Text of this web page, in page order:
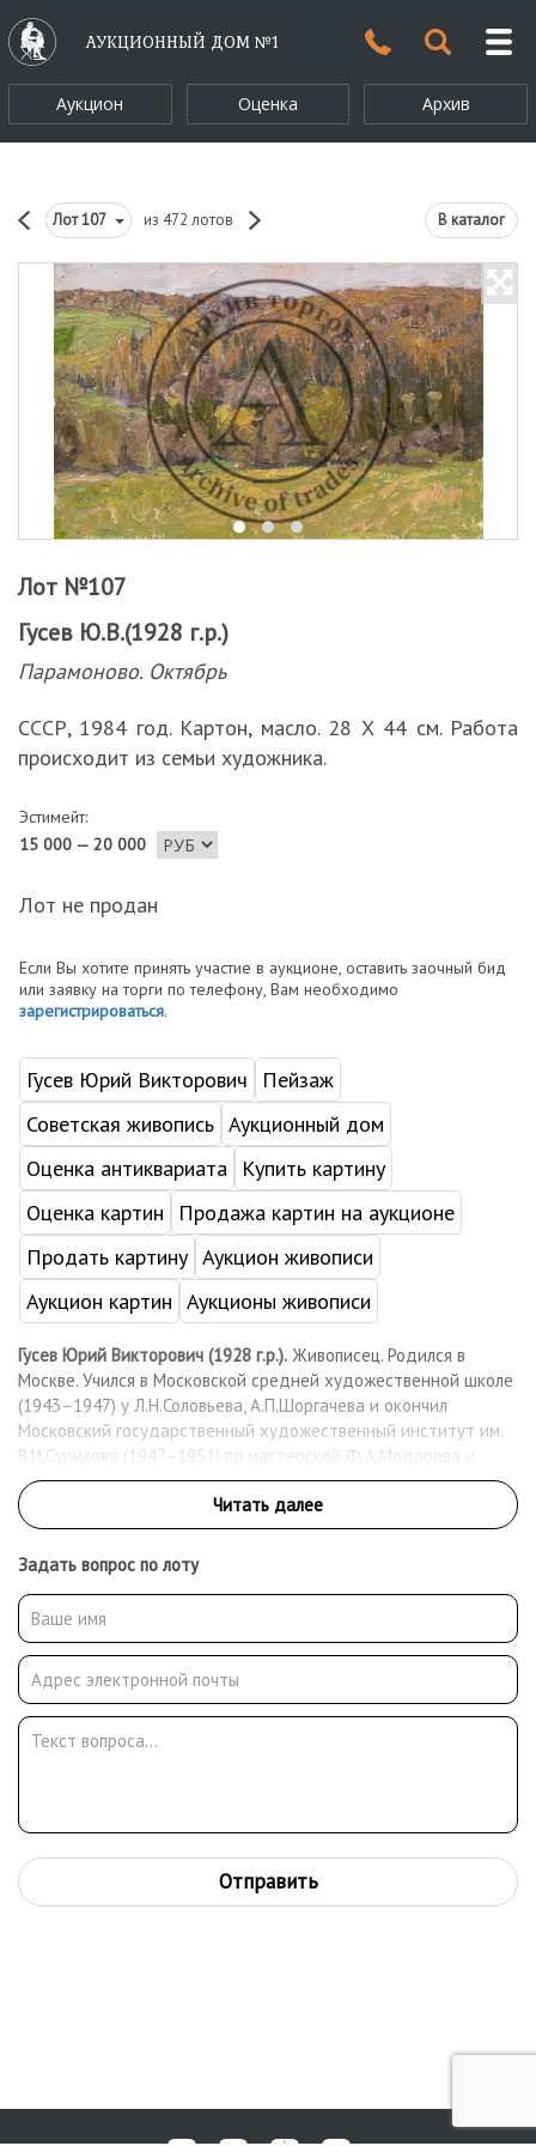
АУКЦИОННЫЙ ДОМ №1
Аукцион Оценка Архив
Лот107 из 472 лотов В каталог
Лот №107
Гусев Ю.В.(1928 г.р.)
Парамоново. Октябрь
СССР, 1984 год. Картон, масло. 28 Х 44 см. Работа
происходит из семьи художника.
Эстимейт:
15 000 — 20 000
Лот не продан
Если Вы хотите принять участие в аукционе, оставить заочный бид
или заявку на торги по телефону, Вам необходимо
зарегистрироваться.
Гусев Юрий Викторович
Пейзаж
Советская живопись Аукционный дом
Оценка антиквариата
Купить картину
Оценка картин
Продажа картин на аукционе
Продать картину Аукцион живописи
Аукцион картин Аукционы живописи
Гусев Юрий Викторович (1928 г.р.). Живописец. Родился в
Москве. Учился в Московской средней художественной школе
(1943–1947) у Л.Н.Соловьева, А.П.Шоргачева и окончил
Московский государственный художественный институт им.
В.И.Сурикова (1947–1951) по мастерской Ф.А.Модорова и
Д.К.Мочальского (дипломная работа «Групповой портрет в
лаборатории профессора Лепешинской»). Руководил
Московской средней художественной школой (1953–1957). С
1954 участник московских, республиканских и всесоюзных
выставок. Член Союза художников СССР (1958). Известность
ему принесли работы «Биохимики» (1959) и «Учёные» (1960).
Работы находятся в музеях Пензы, Находки и Арзамаса, в
частных собраниях в России и за рубежом.
Задать вопрос по лоту
Отправить